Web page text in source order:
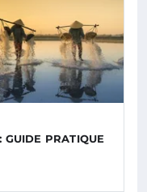
GUIDE PRATIQUE